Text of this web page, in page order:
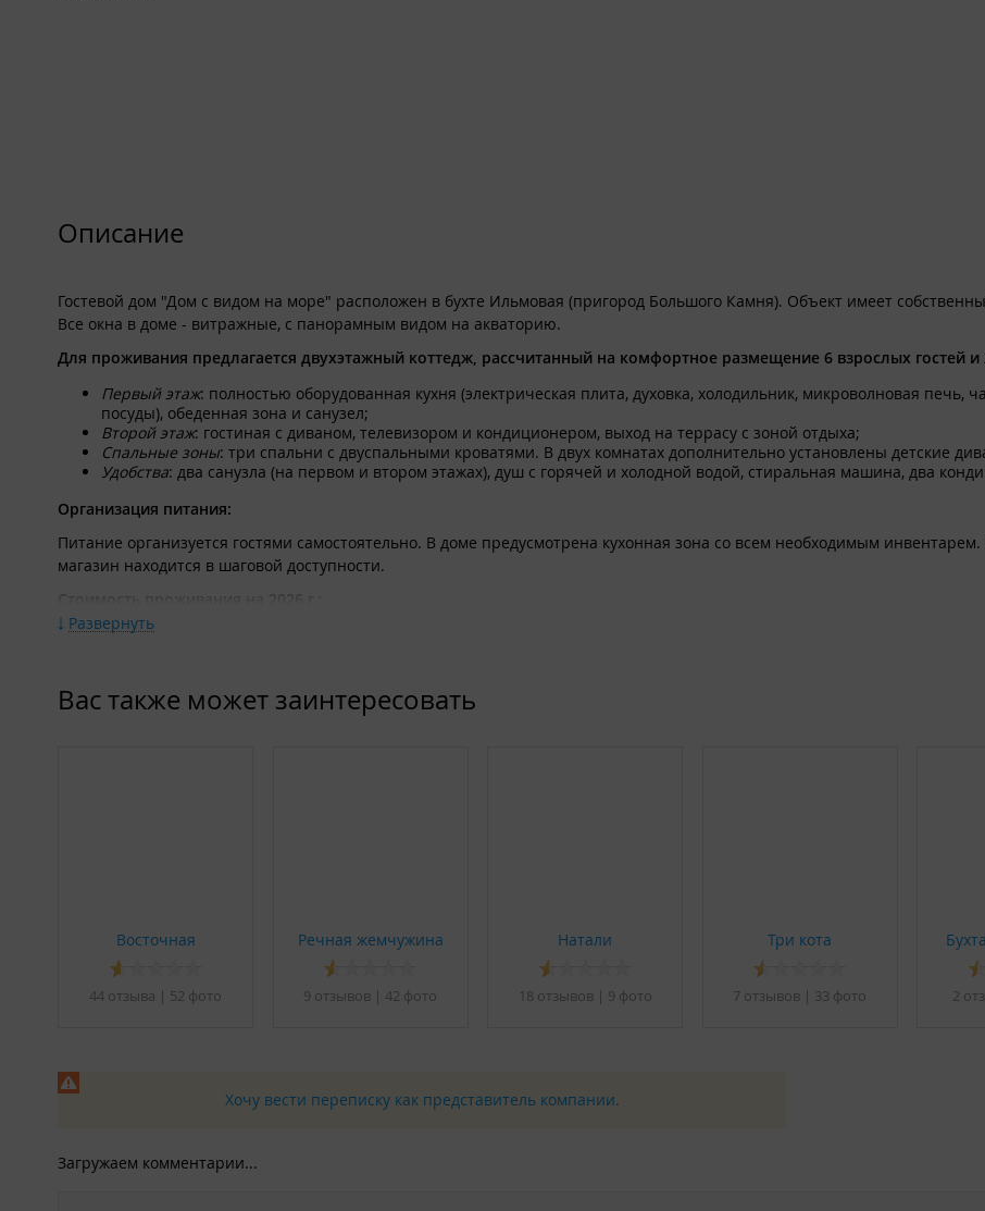
Описание
Гостевой дом "Дом с видом на море" расположен в бухте Ильмовая (пригород Большого Камня). Объект имеет
Все окна в доме - витражные, с панорамным видом на акваторию.
Для проживания предлагается двухэтажный коттедж, рассчитанный на комфортное размещение 6 взрослых гостей и
Первый этаж: полностью оборудованная кухня (электрическая плита, духовка, холодильник, микроволновая печь,
посуды), обеденная зона и санузел;
Второй этаж: гостиная с диваном, телевизором и кондиционером, выход на террасу с зоной отдыха;
Спальные зоны: три спальни с двуспальными кроватями. В двух комнатах дополнительно установлены детские
Удобства: два санузла (на первом и втором этажах), душ с горячей и холодной водой, стиральная машина, два
Организация питания:
Питание организуется гостями самостоятельно. В доме предусмотрена кухонная зона со всем необходимым
магазин находится в шаговой доступности.
Стоимость проживания на 2026 г.:
С 15.07 по 15.09: 20 000 руб./сутки.
Собственный выход к морю;
ИП Панюшкин С. А.
Развернуть
Вас также может заинтересовать
Восточная
44 отзывa | 52 фото
Речная жемчужина
9 отзывов | 42 фото
Натали
18 отзывов| 9 фото
Три кота
7 отзывов | 33 фото 2
Хочу вести переписку как представитель компании.
Загружаем комментарии...
В доме три спальни, в каждой двуспальная кровать, в двух комнатах также дополнительные
втором этаже установлен кондиционер.
Кухня оборудована всем необходимым для приготовления пищи (плита электрическая,
В гостиной: диван, телевизор, кондиционер, выход на террасу. На террасе зона отдыха.
Санитарный блок:
В доме два санузла (на первом и втором этажах), туалет и душ с горячей и холодной водой,